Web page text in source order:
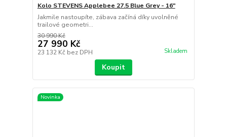
Kolo STEVENS Applebee 27.5 Blue Grey - 16"
Jakmile nastoupíte, zábava začíná díky uvolněné
trailové geometri...
30 990 Kč
27 990 Kč
23 132 Kč bez DPH Skladem
Koupit
Novinka